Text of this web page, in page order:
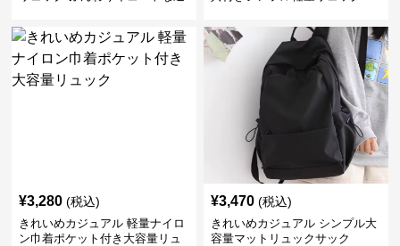
¥3,280 (税込)
きれいめカジュアル 軽量ナイロ
ン巾着ポケット付き大容量リュ
¥3,470 (税込)
きれいめカジュアル シンプル大
容量マットリュックサック